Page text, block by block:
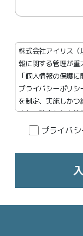
株式会社アイリス
報に関する管理が重
「個人情報の保護
プライバシーポリシ
を制定、実施しかつ
また、確実な個人情
た個人情報の提供
第１条 個人情報保
お客様に関する個
ともに、次条以下の
個人情報を適切かつ
プライバ